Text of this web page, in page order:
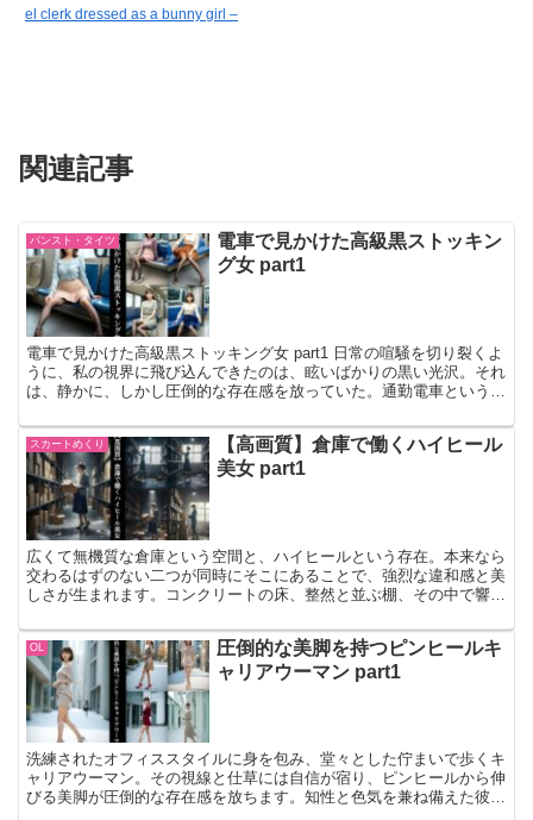
el clerk dressed as a bunny girl –
関連記事
パンスト・タイツ
電車で見かけた高級黒ストッキン
グ女 part1
電車で見かけた高級黒ストッキング女 part1 日常の喧騒を切り裂くよ
うに、私の視界に飛び込んできたのは、眩いばかりの黒い光沢。それ
は、静かに、しかし圧倒的な存在感を放っていた。通勤電車という、
スカートめくり
【高画質】倉庫で働くハイヒール
美女 part1
広くて無機質な倉庫という空間と、ハイヒールという存在。本来なら
交わるはずのない二つが同時にそこにあることで、強烈な違和感と美
しさが生まれます。コンクリートの床、整然と並ぶ棚、その中で響く
OL
圧倒的な美脚を持つピンヒールキ
ャリアウーマン part1
洗練されたオフィススタイルに身を包み、堂々とした佇まいで歩くキ
ャリアウーマン。その視線と仕草には自信が宿り、ピンヒールから伸
びる美脚が圧倒的な存在感を放ちます。知性と色気を兼ね備えた彼女